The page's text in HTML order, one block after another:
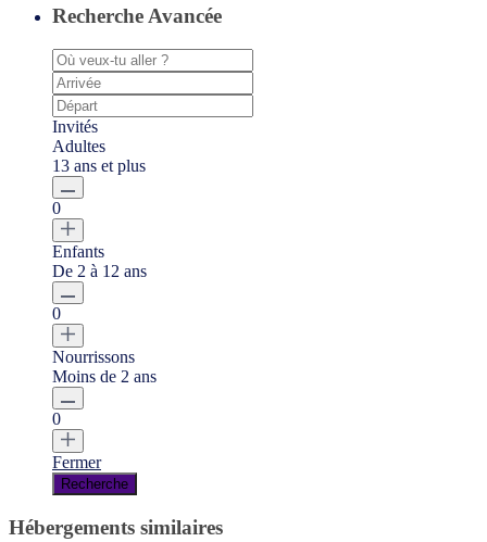
Recherche Avancée
Invités
Adultes
13 ans et plus
0
Enfants
De 2 à 12 ans
0
Nourrissons
Moins de 2 ans
0
Fermer
Hébergements similaires